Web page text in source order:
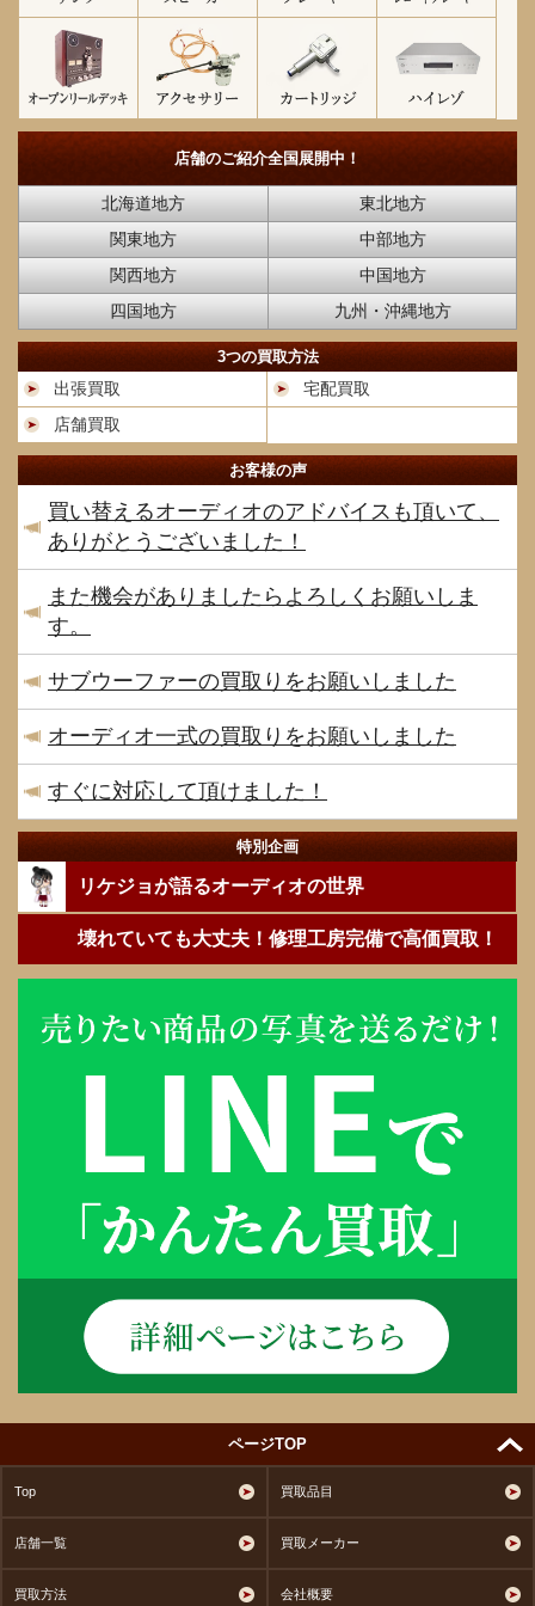
店舗のご紹介全国展開中！
北海道地方
東北地方
関東地方
中部地方
関西地方
中国地方
四国地方
九州・沖縄地方
3つの買取方法
出張買取
宅配買取
店舗買取
お客様の声
買い替えるオーディオのアドバイスも頂いて、
ありがとうございました！
また機会がありましたらよろしくお願いしま
す。
サブウーファーの買取りをお願いしました
オーディオ一式の買取りをお願いしました
すぐに対応して頂けました！
特別企画
リケジョが語るオーディオの世界
壊れていても大丈夫！修理工房完備で高価買取！
ページTOP
Top 買取品目
店舗一覧 買取メーカー
買取方法 会社概要